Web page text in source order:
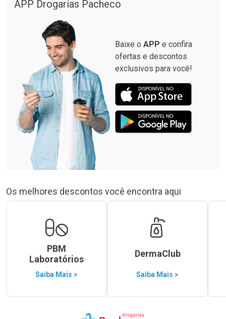
APP Drogarias Pacheco
Baixe o APP e confira
ofertas e descontos
exclusivos para você!
Os melhores descontos você encontra aqui
PBM
Laboratórios
Saiba Mais >
DermaClub
Saiba Mais >